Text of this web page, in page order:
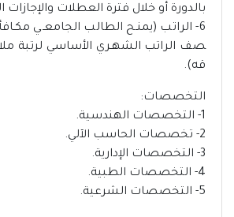
بالدورة أو خلال فترة العطلات والإجازات
6- الراتب (يمنـح الطالب الجامعـي
صف الراتب الشهـري الأساسي لرتبة
قه).
التخصصات:
1- التخصصات الهندسية.
2- تخصصات الحاسب الآلي.
3- التخصصات الإدارية.
4- التخصصات الطبية.
5- التخصصات الشرعية.